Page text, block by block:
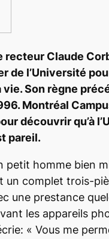
recteur Claude
de l’Université
Son règne
Montréal
découvrir qu’à
pareil.
petit homme bien
un complet trois-
une prestance
les appareils
« Vous me